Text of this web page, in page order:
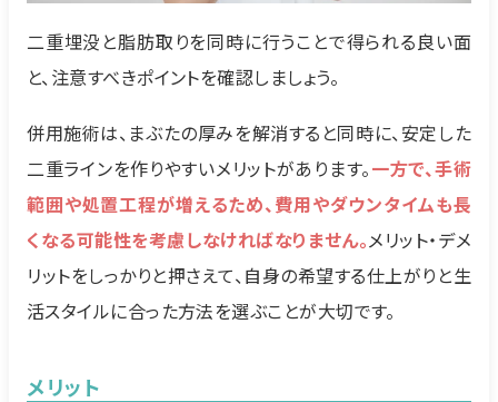
二重埋没と脂肪取りを同時に行うことで得られる良い面
と、注意すべきポイントを確認しましょう。
併用施術は、まぶたの厚みを解消すると同時に、安定した
二重ラインを作りやすいメリットがあります。一方で、手術
範囲や処置工程が増えるため、費用やダウンタイムも長
くなる可能性を考慮しなければなりません。メリット・デメ
リットをしっかりと押さえて、自身の希望する仕上がりと生
活スタイルに合った方法を選ぶことが大切です。
メリット